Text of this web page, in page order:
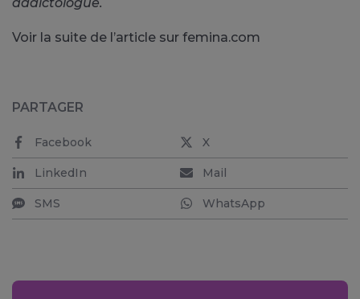
Voir la suite de l’article sur femina.com
PARTAGER
Facebook X
LinkedIn Mail
SMS WhatsApp